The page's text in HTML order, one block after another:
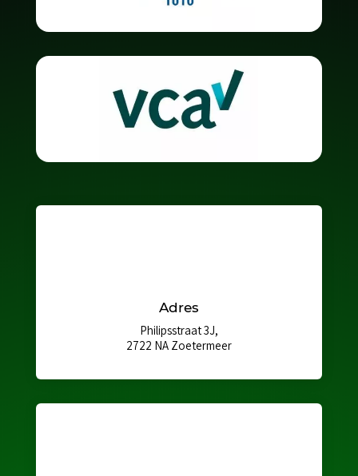
Adres
Philipsstraat 3J,
2722 NA Zoetermeer